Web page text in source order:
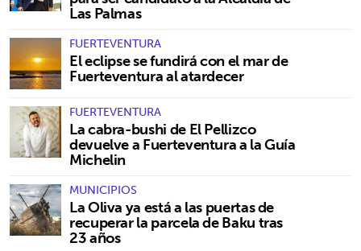
Las Palmas
FUERTEVENTURA
El eclipse se fundirá con el mar de
Fuerteventura al atardecer
FUERTEVENTURA
La cabra-bushi de El Pellizco
devuelve a Fuerteventura a la Guía
Michelin
MUNICIPIOS
La Oliva ya está a las puertas de
recuperar la parcela de Baku tras
23 años